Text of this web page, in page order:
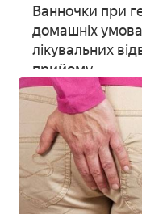
Ванночки при
домашніх
лікувальних
прийому